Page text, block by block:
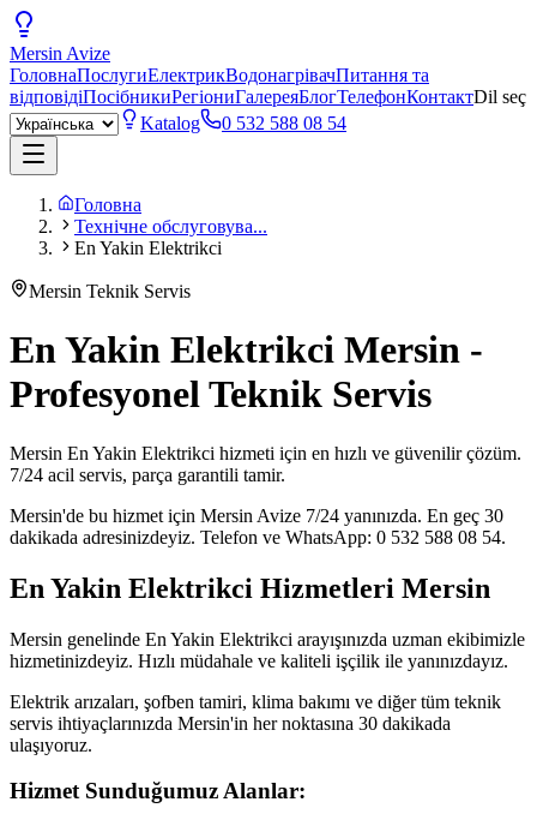
Mersin Avize
ГоловнаПослугиЕлектрикВодонагрівачПитання та
відповідіПосібникиРегіониГалереяБлогТелефонКонтактDil seç
Katalog
0 532 588 08 54
Головна
Технічне обслуговува...
En Yakin Elektrikci
Mersin Teknik Servis
En Yakin Elektrikci Mersin -
Profesyonel Teknik Servis
Mersin En Yakin Elektrikci hizmeti için en hızlı ve güvenilir çözüm.
7/24 acil servis, parça garantili tamir.
Mersin'de bu hizmet için Mersin Avize 7/24 yanınızda. En geç 30
dakikada adresinizdeyiz. Telefon ve WhatsApp: 0 532 588 08 54.
En Yakin Elektrikci Hizmetleri Mersin
Mersin genelinde En Yakin Elektrikci arayışınızda uzman ekibimizle
hizmetinizdeyiz. Hızlı müdahale ve kaliteli işçilik ile yanınızdayız.
Elektrik arızaları, şofben tamiri, klima bakımı ve diğer tüm teknik
servis ihtiyaçlarınızda Mersin'in her noktasına 30 dakikada
ulaşıyoruz.
Hizmet Sunduğumuz Alanlar: